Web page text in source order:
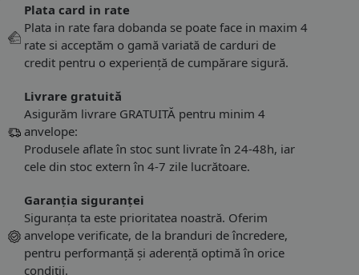
Plata card in rate
Plata in rate fara dobanda se poate face in maxim 4
rate si acceptăm o gamă variată de carduri de
credit pentru o experiență de cumpărare sigură.
Livrare gratuită
Asigurăm livrare GRATUITĂ pentru minim 4
anvelope:
Produsele aflate în stoc sunt livrate în 24-48h, iar
cele din stoc extern în 4-7 zile lucrătoare.
Garanția siguranței
Siguranța ta este prioritatea noastră. Oferim
anvelope verificate, de la branduri de încredere,
pentru performanță și aderență optimă în orice
condiții.